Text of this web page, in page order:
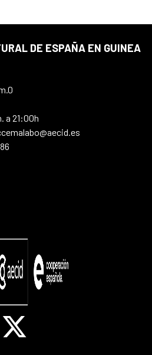
DE ESPAÑA EN GUINEA
a 21:00h
X